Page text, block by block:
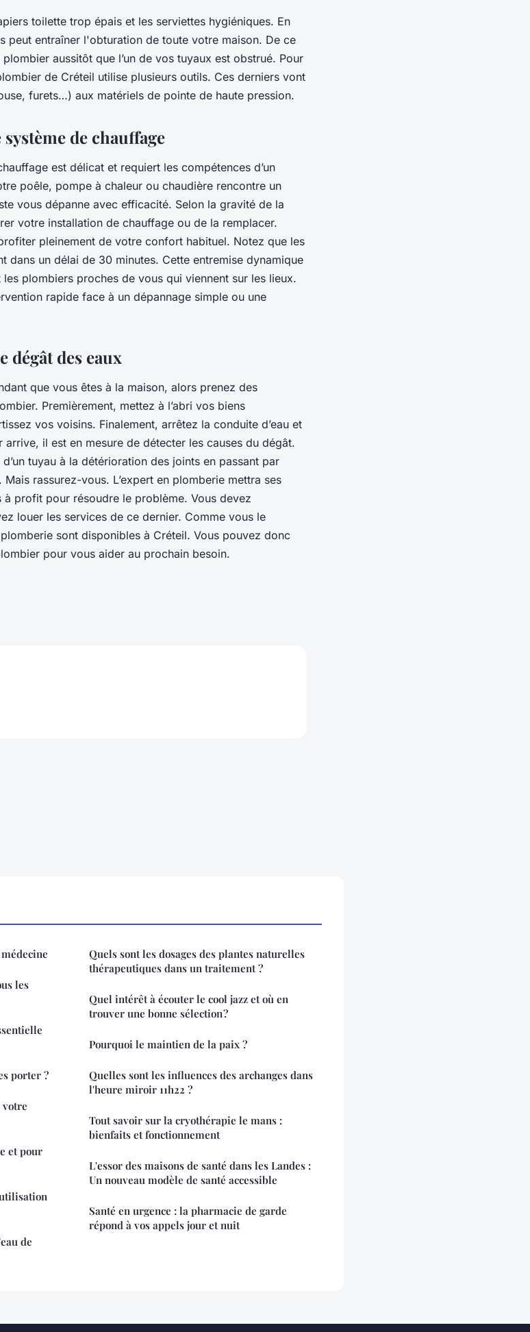
toilette trop épais et les serviettes hygiéniques. En
peut entraîner l'obturation de toute votre maison. De ce
aussitôt que l’un de vos tuyaux est obstrué. Pour
de Créteil utilise plusieurs outils. Ces derniers vont
furets…) aux matériels de pointe de haute pression.
de chauffage
est délicat et requiert les compétences d’un
poêle, pompe à chaleur ou chaudière rencontre un
vous dépanne avec efficacité. Selon la gravité de la
votre installation de chauffage ou de la remplacer.
pleinement de votre confort habituel. Notez que les
dans un délai de 30 minutes. Cette entremise dynamique
plombiers proches de vous qui viennent sur les lieux.
rapide face à un dépannage simple ou une
dégât des eaux
que vous êtes à la maison, alors prenez des
Premièrement, mettez à l’abri vos biens
vos voisins. Finalement, arrêtez la conduite d’eau et
arrive, il est en mesure de détecter les causes du dégât.
tuyau à la détérioration des joints en passant par
Mais rassurez-vous. L’expert en plomberie mettra ses
à profit pour résoudre le problème. Vous devez
louer les services de ce dernier. Comme vous le
sont disponibles à Créteil. Vous pouvez donc
pour vous aider au prochain besoin.
les
porter ?
et pour
de
Quels sont les dosages des plantes naturelles
thérapeutiques dans un traitement ?
Quel intérêt à écouter le cool jazz et où en
trouver une bonne sélection ?
Pourquoi le maintien de la paix ?
Quelles sont les influences des archanges dans
l'heure miroir 11h22 ?
Tout savoir sur la cryothérapie le mans :
bienfaits et fonctionnement
L'essor des maisons de santé dans les Landes :
Un nouveau modèle de santé accessible
Santé en urgence : la pharmacie de garde
répond à vos appels jour et nuit